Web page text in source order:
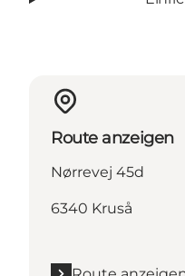
Route anzeigen
Nørrevej 45d
6340 Kruså